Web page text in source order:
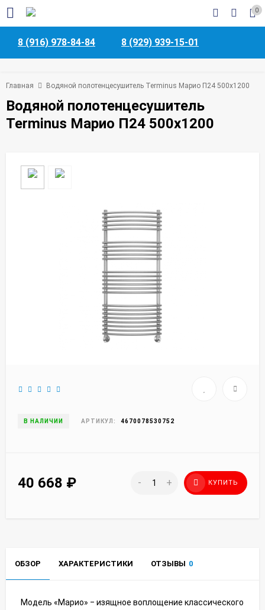
0
8 (916) 978-84-84 8 (929) 939-15-01
Главная Водяной полотенцесушитель Terminus Марио П24 500х1200
Водяной полотенцесушитель
Terminus Марио П24 500х1200
В НАЛИЧИИ АРТИКУЛ: 4670078530752
40 668 ₽ - + КУПИТЬ
ОБЗОР ХАРАКТЕРИСТИКИ ОТЗЫВЫ 0
Модель «Марио» ‒ изящное воплощение классического